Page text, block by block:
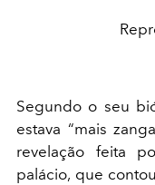
Segundo o seu
estava “mais
revelação feita
palácio, que